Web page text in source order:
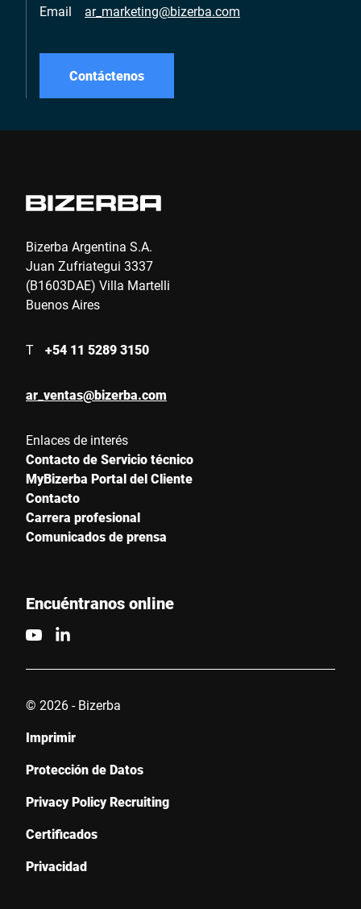
Email ar_marketing@bizerba.com
Contáctenos
Bizerba Argentina S.A.
Juan Zufriategui 3337
(B1603DAE) Villa Martelli
Buenos Aires
T +54 11 5289 3150
ar_ventas@bizerba.com
Enlaces de interés
Contacto de Servicio técnico
MyBizerba Portal del Cliente
Contacto
Carrera profesional
Comunicados de prensa
Encuéntranos online
© 2026 - Bizerba
Imprimir
Protección de Datos
Privacy Policy Recruiting
Certificados
Privacidad